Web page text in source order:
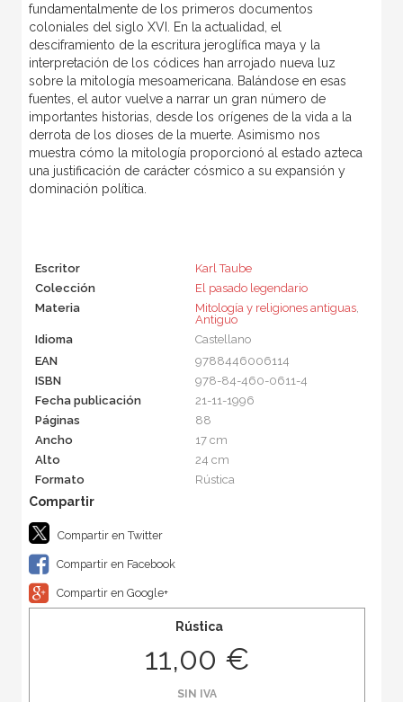
fundamentalmente de los primeros documentos
coloniales del siglo XVI. En la actualidad, el
desciframiento de la escritura jeroglífica maya y la
interpretación de los códices han arrojado nueva luz
sobre la mitología mesoamericana. Balándose en esas
fuentes, el autor vuelve a narrar un gran número de
importantes historias, desde los orígenes de la vida a la
derrota de los dioses de la muerte. Asimismo nos
muestra cómo la mitología proporcionó al estado azteca
una justificación de carácter cósmico a su expansión y
dominación política.
Escritor
Karl Taube
Colección
El pasado legendario
Materia
Mitología y religiones antiguas,
Antiguo
Idioma
Castellano
EAN
9788446006114
ISBN
978-84-460-0611-4
Fecha publicación
21-11-1996
Páginas
88
Ancho
17 cm
Alto
24 cm
Formato
Rústica
Compartir en Twitter
Compartir en Facebook
Compartir en Google+
Rústica
11,00 €
SIN IVA